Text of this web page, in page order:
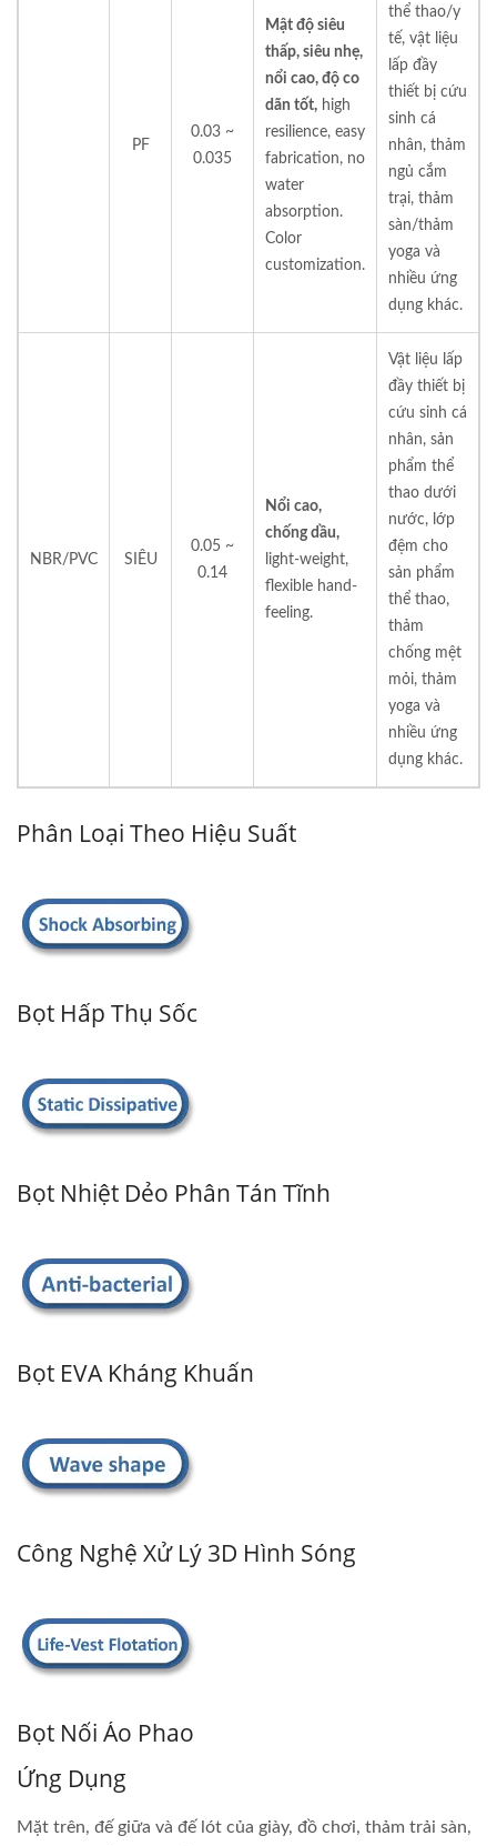
PF
0.03 ~
0.035
Mật độ siêu
thấp, siêu nhẹ,
nổi cao, độ co
dãn tốt, high
resilience, easy
fabrication, no
water
absorption.
Color
customization.
thể thao/y
tế, vật liệu
lấp đầy
thiết bị cứu
sinh cá
nhân, thảm
ngủ cắm
trại, thảm
sàn/thảm
yoga và
nhiều ứng
dụng khác.
NBR/PVC SIÊU
0.05 ~
0.14
Nổi cao,
chống dầu,
light-weight,
flexible hand-
feeling.
Vật liệu lấp
đầy thiết bị
cứu sinh cá
nhân, sản
phẩm thể
thao dưới
nước, lớp
đệm cho
sản phẩm
thể thao,
thảm
chống mệt
mỏi, thảm
yoga và
nhiều ứng
dụng khác.
Phân Loại Theo Hiệu Suất
Bọt Hấp Thụ Sốc
Bọt Nhiệt Dẻo Phân Tán Tĩnh
Bọt EVA Kháng Khuẩn
Công Nghệ Xử Lý 3D Hình Sóng
Bọt Nổi Áo Phao
Ứng Dụng
Mặt trên, đế giữa và đế lót của giày, đồ chơi, thảm trải sàn,